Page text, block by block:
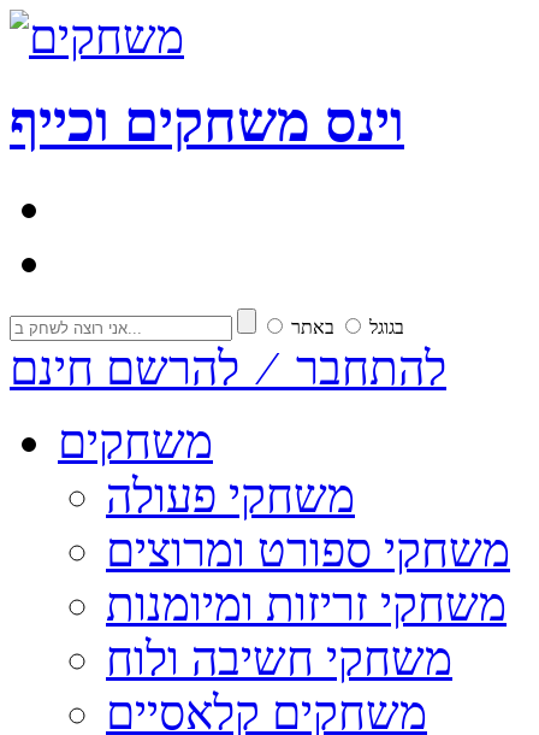
וינס משחקים וכייף
בגוגל באתר
להתחבר ⁄ להרשם חינם
משחקים
משחקי פעולה
משחקי ספורט ומרוצים
משחקי זריזות ומיומנות
משחקי חשיבה ולוח
משחקים קלאסיים